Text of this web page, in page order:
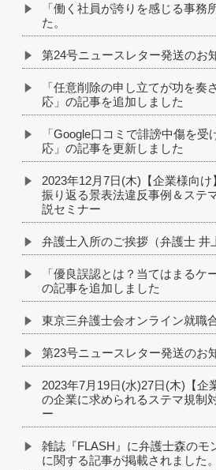
「働く社員が誇りを感じる事務
た。
第24号ニュースレター発送のお
「任意削除の申し立てが功を奏
応」の記事を追加しました
「Google口コミで誹謗中傷を
応」の記事を更新しました
2023年12月7日(木)【企業様向
振り返る景表法違反事例＆ステ
説セミナー
弁護士入所のご挨拶（弁護士 井
「優良誤認とは？当てはまるケ
の記事を追加しました
東京三弁護士会オンライン就職
第23号ニュースレター発送のお
2023年7月19日(水)27日(木)【企
の企業に求められるステマ規制
ー
雑誌『FLASH』に弁護士森のモ
に関する記事が掲載されました。